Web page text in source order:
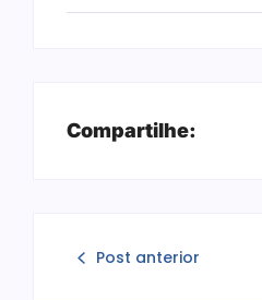
Compartilhe:
Post anterior